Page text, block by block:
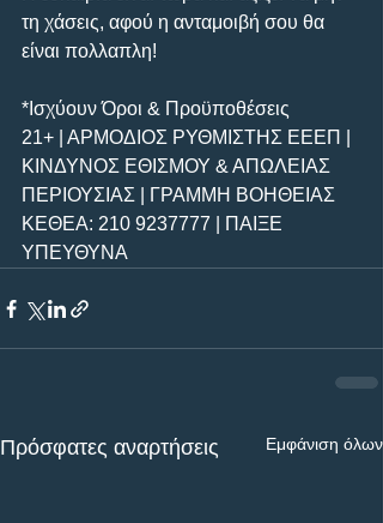
τη χάσεις, αφού η ανταμοιβή σου θα
είναι πολλαπλη!
*Ισχύουν Όροι & Προϋποθέσεις
21+ | ΑΡΜΟΔΙΟΣ ΡΥΘΜΙΣΤΗΣ ΕΕΕΠ |
ΚΙΝΔΥΝΟΣ ΕΘΙΣΜΟΥ & ΑΠΩΛΕΙΑΣ
ΠΕΡΙΟΥΣΙΑΣ | ΓΡΑΜΜΗ ΒΟΗΘΕΙΑΣ
ΚΕΘΕΑ: 210 9237777 | ΠΑΙΞΕ
ΥΠΕΥΘΥΝΑ
Πρόσφατες αναρτήσεις Εμφάνιση όλων